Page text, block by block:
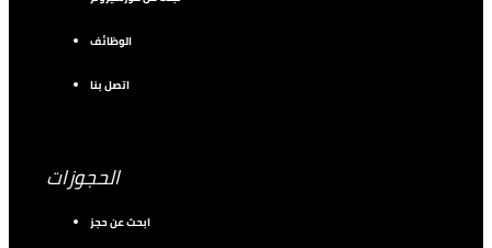
الوظائف
اتصل بنا
الحجوزات
ابحث عن حجز